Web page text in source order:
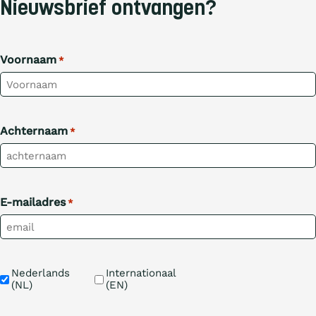
Nieuwsbrief ontvangen?
Voornaam *
Achternaam *
E-mailadres *
TaalNederlands
(NL)
Internationaal
(EN)